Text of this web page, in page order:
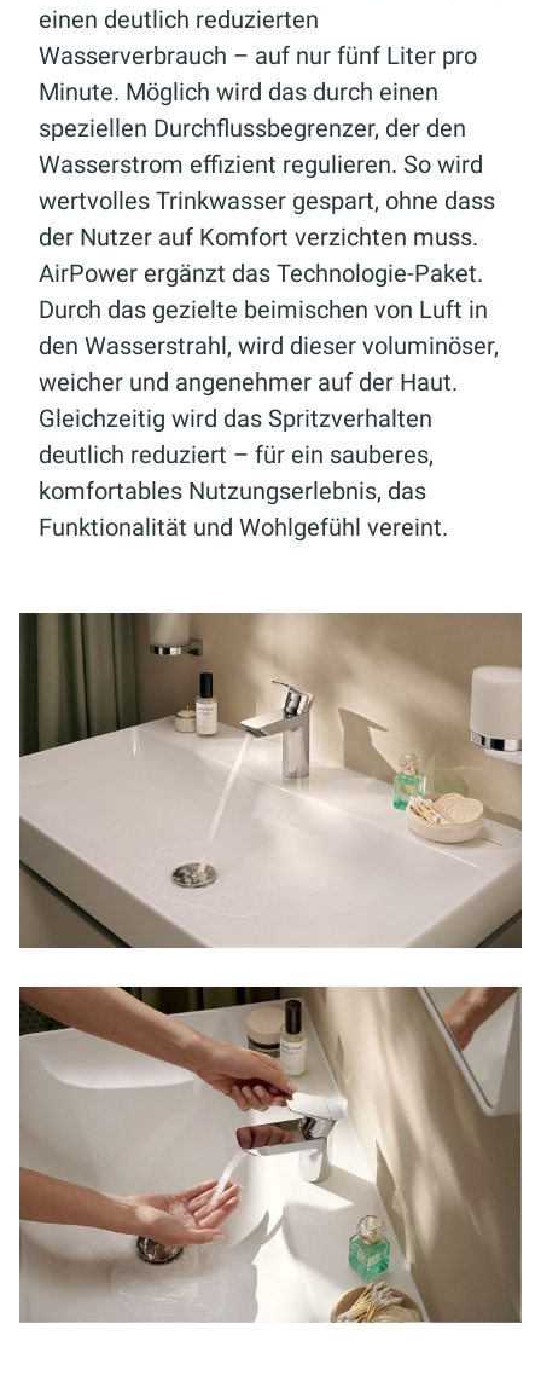
einen deutlich reduzierten
Wasserverbrauch – auf nur fünf Liter pro
Minute. Möglich wird das durch einen
speziellen Durchflussbegrenzer, der den
Wasserstrom effizient regulieren. So wird
wertvolles Trinkwasser gespart, ohne dass
der Nutzer auf Komfort verzichten muss.
AirPower ergänzt das Technologie-Paket.
Durch das gezielte beimischen von Luft in
den Wasserstrahl, wird dieser voluminöser,
weicher und angenehmer auf der Haut.
Gleichzeitig wird das Spritzverhalten
deutlich reduziert – für ein sauberes,
komfortables Nutzungserlebnis, das
Funktionalität und Wohlgefühl vereint.